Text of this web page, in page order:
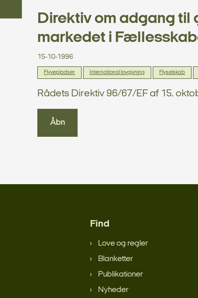
Direktiv om adgang til
markedet i
15-10-1996
Flyvepladser International lovgivning Flyselskab
Rådets Direktiv 96/67/EF af 15.
Åbn
Find
Love og regler
Blanketter
Publikationer
Nyheder